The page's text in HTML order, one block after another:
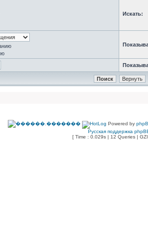
Искать:
Powered by
Русская поддержка
[ Time : 0.029s | 12 Queries |